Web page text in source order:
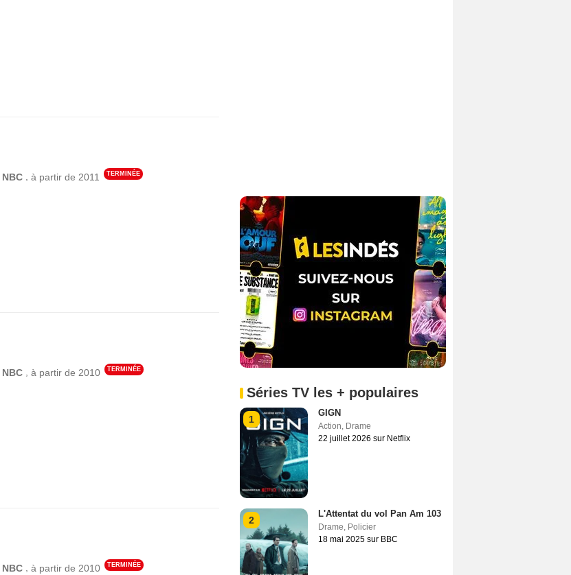
NBC à partir de 2011 TERMINÉE
NBC à partir de 2010 TERMINÉE
NBC à partir de 2010 TERMINÉE
Séries TV les + populaires
1
GIGN
Action, Drame
22 juillet 2026 sur Netflix
2
L'Attentat du vol Pan Am 103
Drame, Policier
18 mai 2025 sur BBC